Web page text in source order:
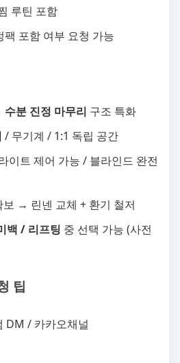
루틴 포함
팩 포함 여부 요청 가능
분 진정 마무리 구조 특화
/ 무기계 / 1:1 독립 공간
이트 제어 가능 / 블라인드 완전
보 → 린넨 교체 + 환기 철저
백 / 리프팅 중 선택 가능 (사전
팁
DM / 카카오채널